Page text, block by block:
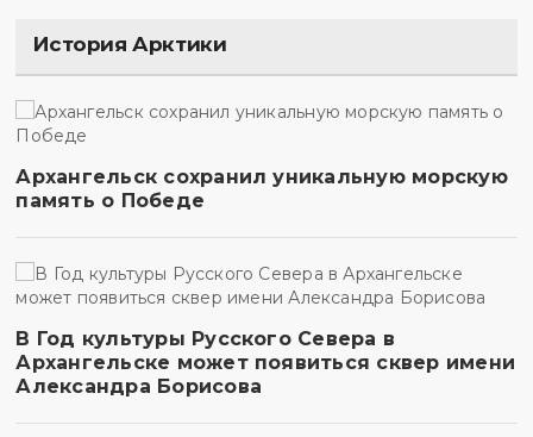
История Арктики
Архангельск сохранил уникальную морскую
память о Победе
В Год культуры Русского Севера в
Архангельске может появиться сквер имени
Александра Борисова